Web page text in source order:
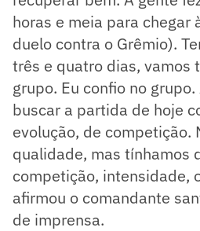
horas e meia para chegar
duelo contra o Grêmio).
três e quatro dias, vamos
grupo. Eu confio no
buscar a partida de hoje
evolução, de competição.
qualidade, mas tínhamos
competição, intensidade,
afirmou o comandante
de imprensa.